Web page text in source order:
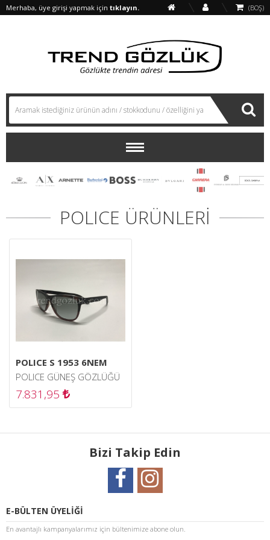
(BOŞ)
Merhaba, üye girişi yapmak için tıklayın.
POLICE ÜRÜNLERİ
POLICE S 1953 6NEM
POLICE GÜNEŞ GÖZLÜĞÜ
7.831,95
Bizi Takip Edin
E-BÜLTEN ÜYELİĞİ
En avantajlı kampanyalarımız için bültenimize abone olun.